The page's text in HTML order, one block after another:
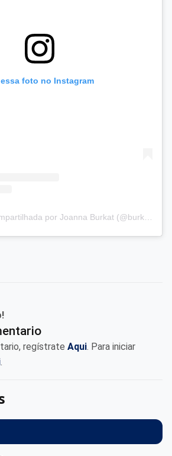
essa foto no Instagram
Uma publicação compartilhada por Joanna Burkat (@burkat.joanna)
regístrate Aqui. Para iniciar
.